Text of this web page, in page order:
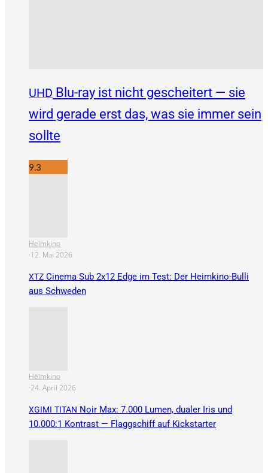
UHD Blu-ray ist nicht gescheitert — sie
wird gerade erst das, was sie immer sein
sollte
9.3
Heimkino
·12. Mai 2026
XTZ Cinema Sub 2x12 Edge im Test: Der Heimkino-Bulli
aus Schweden
Heimkino
·24. April 2026
XGIMI TITAN Noir Max: 7.000 Lumen, dualer Iris und
10.000:1 Kontrast — Flaggschiff auf Kickstarter